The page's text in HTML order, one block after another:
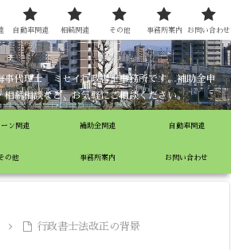
イ行政書士事務所
事代理士 ミセイ行政書士事務所です。補助金申
相続相談など、お気軽にご相談ください。
ーン関連 補助金関連 自動車関連
の他 事務所案内 お問い合わせ
行政書士法改正の背景
自動車関連 相続関連 その他 事務所案内 お問い合わせ